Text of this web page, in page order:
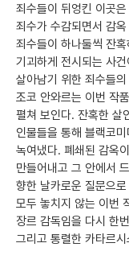
죄수들이 뒤엉킨 이곳
죄수가 수감되면서 감
죄수들이 하나둘씩 잔
기괴하게 전시되는 사
살아남기 위한 죄수들
조코 안와르는 이번 작
펼쳐 보인다. 잔혹한 살
인물들을 통해 블랙코
녹여냈다. 폐쇄된 감옥
만들어내고 그 안에서
향한 날카로운 질문으
모두 놓치지 않는 이번
장르 감독임을 다시 한
그리고 통렬한 카타르